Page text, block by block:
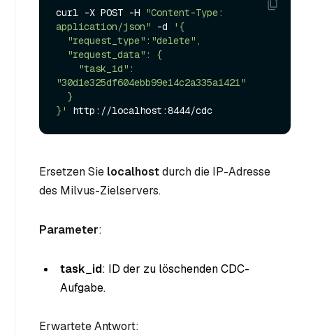
curl -X POST -H "Content-Type:
application/json" -d
'{
"30d1e325df604ebb99e14c2a335a1421"
}'
Ersetzen Sie localhostdurch die IP-Adresse
des Milvus-Zielservers.
Parameter:
task_id: ID der zu löschenden CDC-
Aufgabe.
Erwartete Antwort: